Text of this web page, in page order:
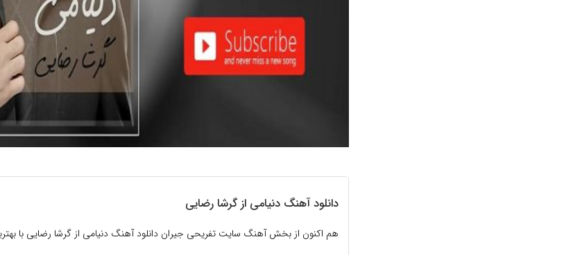
دانلود آهنگ دنیامی از گرشا رضایی
هم اکنون از بخش آهنگ سایت تفریحی جیران دانلود آهنگ دنیامی از گرشا رضایی با